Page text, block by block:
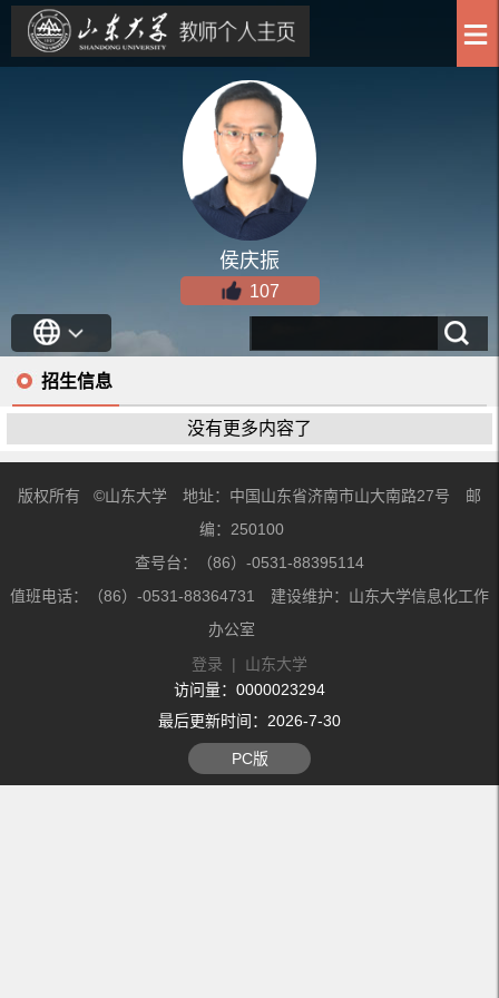
侯庆振
107
招生信息
没有更多内容了
版权所有 ©山东大学 地址：中国山东省济南市山大南路27号 邮
编：250100
查号台：（86）-0531-88395114
值班电话：（86）-0531-88364731 建设维护：山东大学信息化工作
办公室
登录 | 山东大学
访问量： 0000023294
最后更新时间： 2026-7-30
PC版